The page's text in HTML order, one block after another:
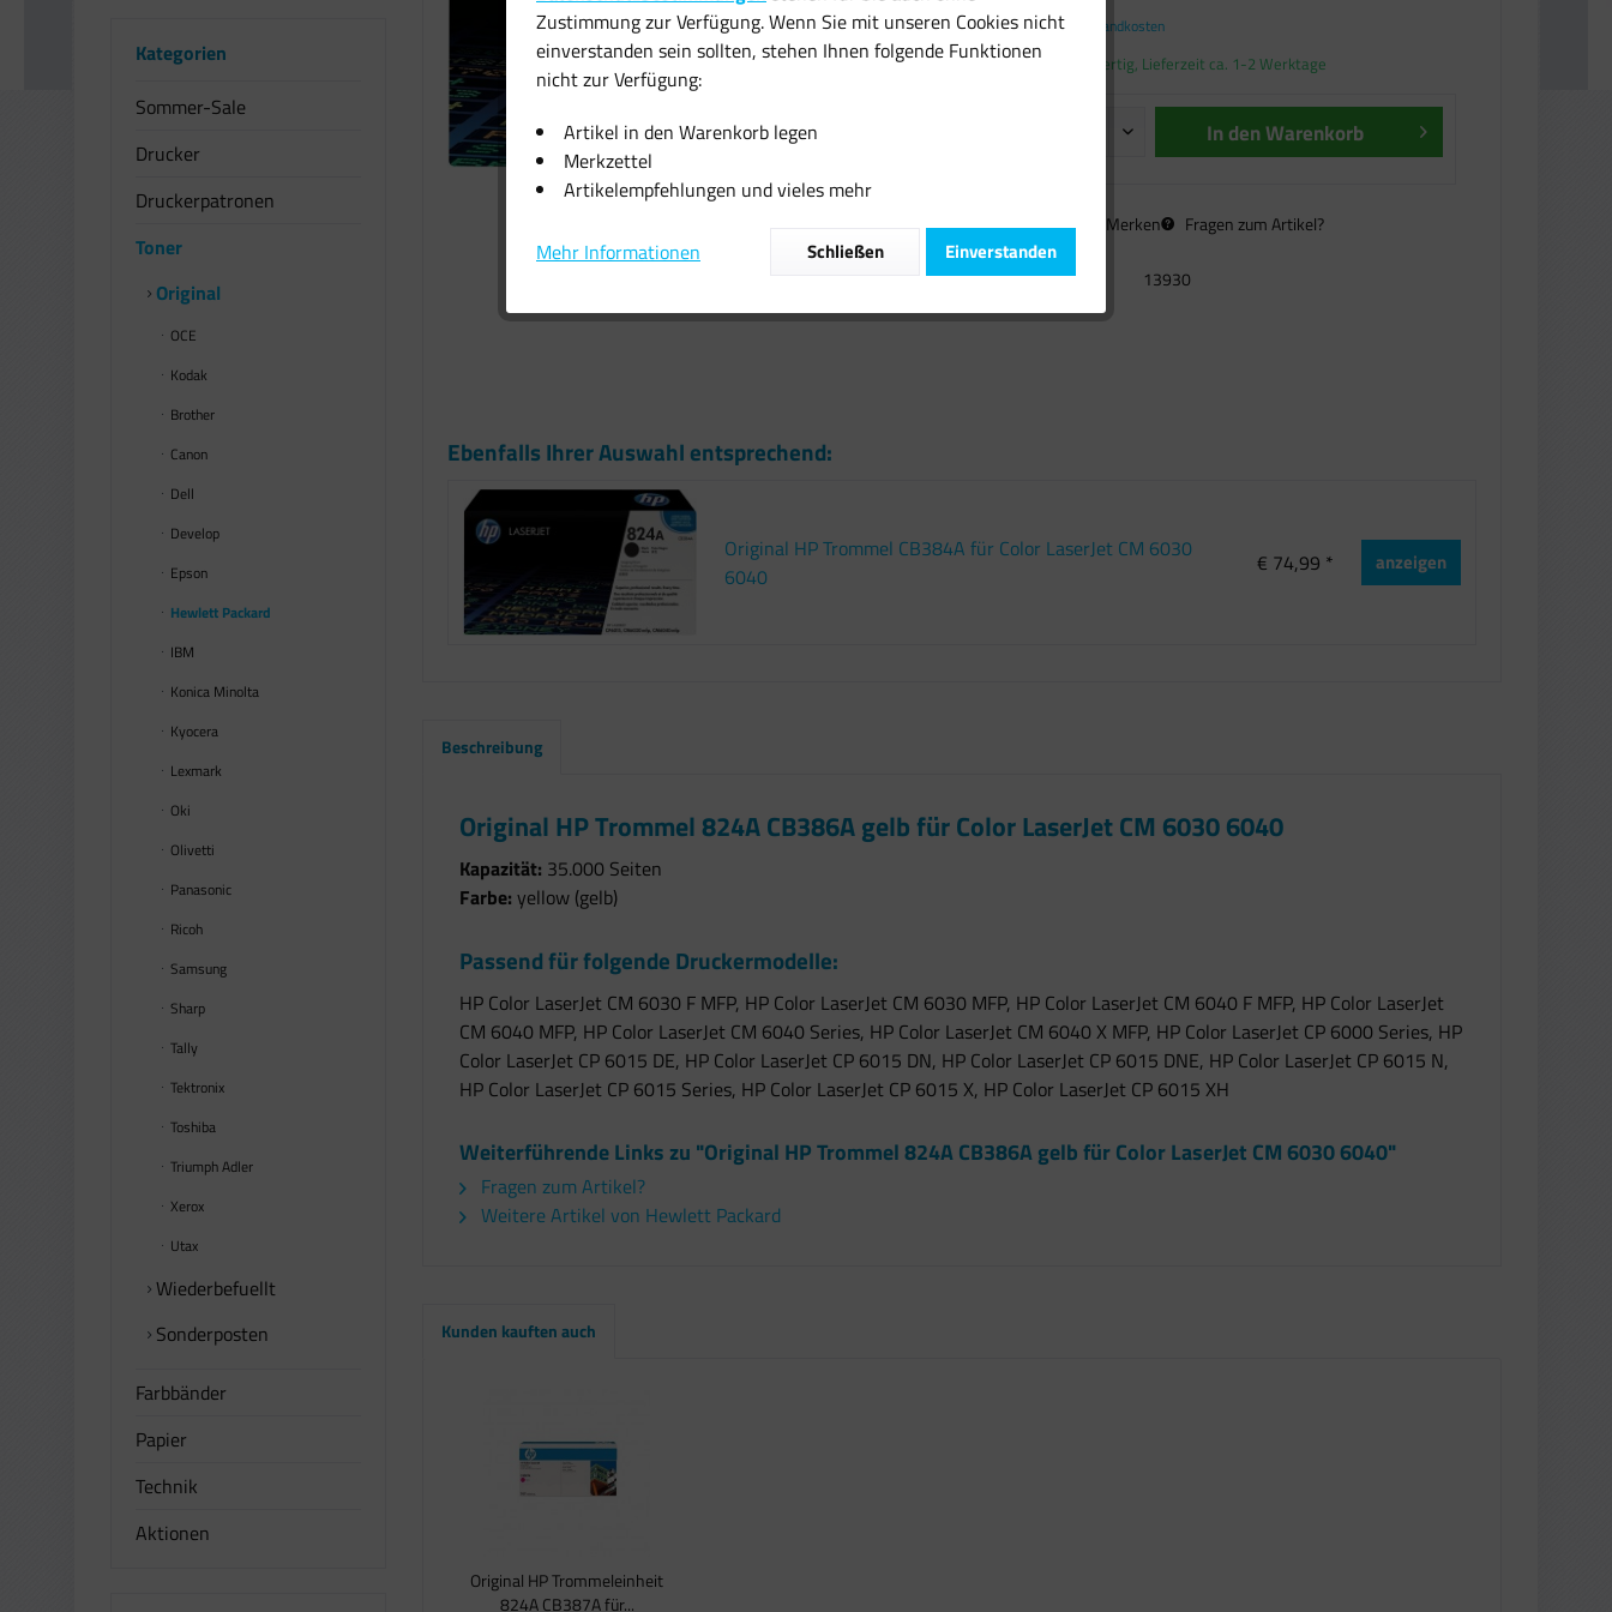
Kategorien
Sommer-Sale
Drucker
Druckerpatronen
Toner
Original
OCE
Kodak
Brother
Canon
Dell
Develop
Epson
Hewlett Packard
IBM
Konica Minolta
Kyocera
Lexmark
Oki
Olivetti
Panasonic
Ricoh
Samsung
Sharp
Tally
Tektronix
Toshiba
Triumph Adler
Xerox
Utax
Wiederbefuellt
Sonderposten
Farbbänder
Papier
Technik
Aktionen
inkl. MwSt.zzgl. Versandkosten
Sofort versandfertig, Lieferzeit ca. 1-2 Werktage
In denWarenkorb
Vergleichen Merken Fragen zum Artikel?
Artikel-Nr.: 13930
Ebenfalls Ihrer Auswahl entsprechend:
Original HP Trommel CB384A für Color LaserJet CM 6030
6040
€ 74,99 * anzeigen
Beschreibung
Original HP Trommel 824A CB386A gelb für Color LaserJet CM 6030 6040
Kapazität: 35.000 Seiten
Farbe: yellow (gelb)
Passend für folgende Druckermodelle:
HP Color LaserJet CM 6030 F MFP, HP Color LaserJet CM 6030 MFP, HP Color LaserJet CM 6040 F MFP, HP Color LaserJet
CM 6040 MFP, HP Color LaserJet CM 6040 Series, HP Color LaserJet CM 6040 X MFP, HP Color LaserJet CP 6000 Series, HP
Color LaserJet CP 6015 DE, HP Color LaserJet CP 6015 DN, HP Color LaserJet CP 6015 DNE, HP Color LaserJet CP 6015 N,
HP Color LaserJet CP 6015 Series, HP Color LaserJet CP 6015 X, HP Color LaserJet CP 6015 XH
Weiterführende Links zu "Original HP Trommel 824A CB386A gelb für Color LaserJet CM 6030 6040"
Fragen zum Artikel?
Weitere Artikel von Hewlett Packard
Kunden kauften auch
Original HP Trommeleinheit
824A CB387A für...
Zustimmung zur Verfügung. Wenn Sie mit unseren Cookies nicht
einverstanden sein sollten, stehen Ihnen folgende Funktionen
nicht zur Verfügung:
Artikel in den Warenkorb legen
Merkzettel
Artikelempfehlungen und vieles mehr
Mehr Informationen Einverstanden
Schließen